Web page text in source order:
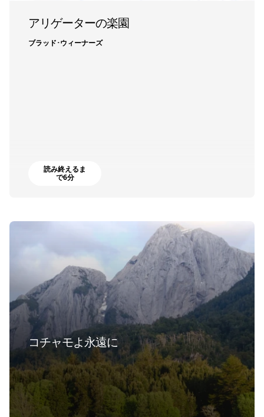
アリゲーターの楽園
ブラッド･ウィーナーズ
読み終えるま
で6分
コチャモよ永遠に